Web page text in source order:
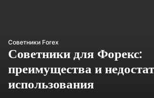
Советники Forex
Советники для Форекс:
преимущества и
использования